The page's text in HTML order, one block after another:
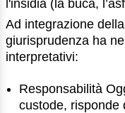
l'insidia (la buca,
Ad integrazione
giurisprudenza ha
interpretativi:
Responsabilità
custode, risponde